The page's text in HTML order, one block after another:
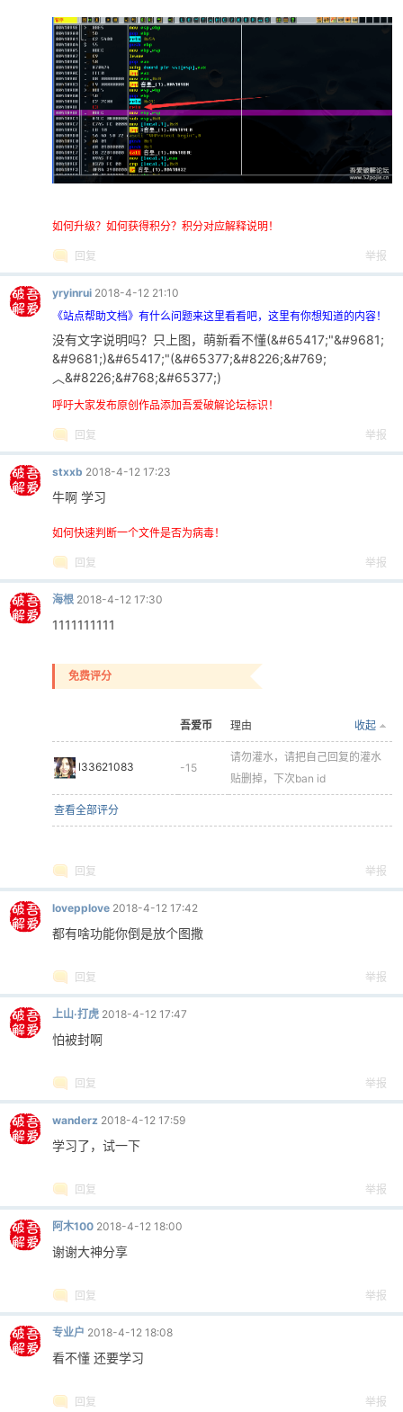
如何升级？如何获得积分？积分对应解释说明！
回复 举报
yryinrui 2018-4-12 21:10
《站点帮助文档》有什么问题来这里看看吧，这里有你想知道的内容！
没有文字说明吗？只上图，萌新看不懂(&#65417;"&#9681;
&#9681;)&#65417;"(&#65377;&#8226;&#769;
︿&#8226;&#768;&#65377;)
呼吁大家发布原创作品添加吾爱破解论坛标识！
回复 举报
stxxb 2018-4-12 17:23
牛啊 学习
如何快速判断一个文件是否为病毒！
回复 举报
海根 2018-4-12 17:30
1111111111
免费评分
吾爱币 收起
理由
l33621083 -15
请勿灌水，请把自己回复的灌水
贴删掉，下次ban id
查看全部评分
回复 举报
lovepplove 2018-4-12 17:42
都有啥功能你倒是放个图撒
回复 举报
上山·打虎 2018-4-12 17:47
怕被封啊
回复 举报
wanderz 2018-4-12 17:59
学习了，试一下
回复 举报
阿木100 2018-4-12 18:00
谢谢大神分享
回复 举报
专业户 2018-4-12 18:08
看不懂 还要学习
回复 举报